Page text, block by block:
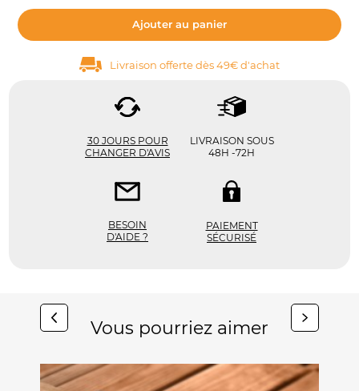
Ajouter au panier
Livraison offerte dès 49€ d'achat
30 JOURS POUR
CHANGER D'AVIS
LIVRAISON SOUS
48H -72H
BESOIN
D'AIDE ?
PAIEMENT
SÉCURISÉ
Vous pourriez aimer